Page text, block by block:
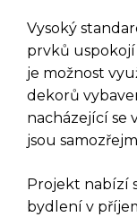
Vysoký
prvků uspokojí
je možnost
dekorů
nacházející se
jsou
Projekt nabízí
bydlení v